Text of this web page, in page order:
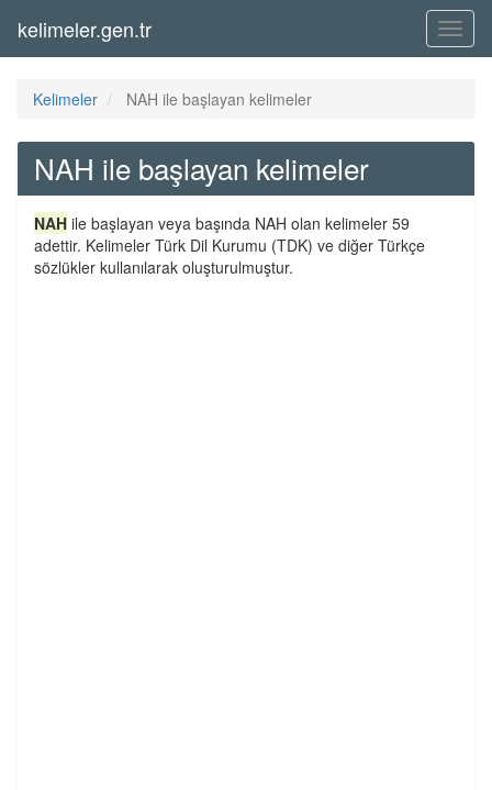
Menü
kelimeler.gen.tr
Kelimeler NAH ile başlayan kelimeler
NAH ile başlayan kelimeler
NAH ile başlayan veya başında NAH olan kelimeler 59
adettir. Kelimeler Türk Dil Kurumu (TDK) ve diğer Türkçe
sözlükler kullanılarak oluşturulmuştur.